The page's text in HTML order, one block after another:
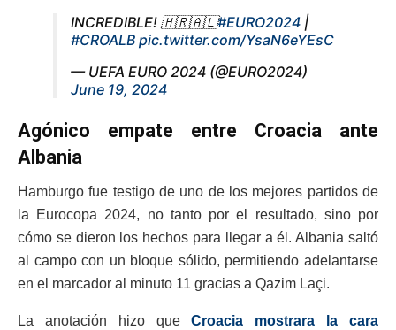
INCREDIBLE! 🇭🇷🇦🇱#EURO2024 |
#CROALB pic.twitter.com/YsaN6eYEsC
— UEFA EURO 2024 (@EURO2024)
June 19, 2024
Agónico empate entre Croacia ante
Albania
Hamburgo fue testigo de uno de los mejores partidos de
la Eurocopa 2024, no tanto por el resultado, sino por
cómo se dieron los hechos para llegar a él. Albania saltó
al campo con un bloque sólido, permitiendo adelantarse
en el marcador al minuto 11 gracias a Qazim Laçi.
La anotación hizo queCroacia mostrara la cara